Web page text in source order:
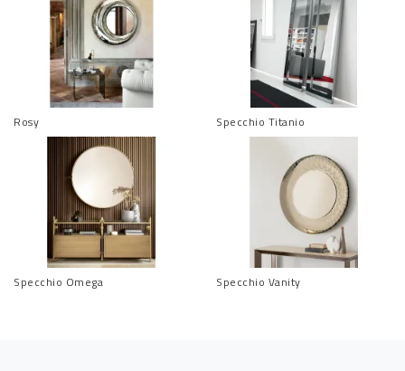
Rosy Specchio Titanio
Specchio Omega Specchio Vanity